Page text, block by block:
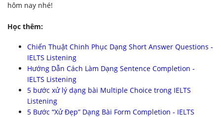
hôm nay nhé!
Học thêm:
Chiến Thuật Chinh Phục Dạng Short Answer Questions -
IELTS Listening
Hướng Dẫn Cách Làm Dạng Sentence Completion -
IELTS Listening
5 bước xử lý dạng bài Multiple Choice trong IELTS
Listening
5 Bước “Xử Đẹp” Dạng Bài Form Completion - IELTS